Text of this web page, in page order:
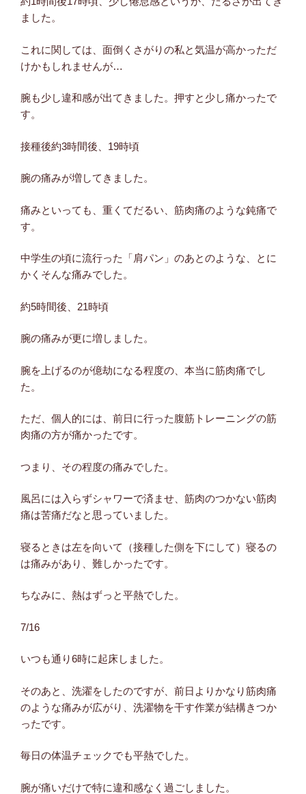
ました。
これに関しては、面倒くさがりの私と気温が高かっただ
けかもしれませんが…
腕も少し違和感が出てきました。押すと少し痛かったで
す。
接種後約3時間後、19時頃
腕の痛みが増してきました。
痛みといっても、重くてだるい、筋肉痛のような鈍痛で
す。
中学生の頃に流行った「肩パン」のあとのような、とに
かくそんな痛みでした。
約5時間後、21時頃
腕の痛みが更に増しました。
腕を上げるのが億劫になる程度の、本当に筋肉痛でし
た。
ただ、個人的には、前日に行った腹筋トレーニングの筋
肉痛の方が痛かったです。
つまり、その程度の痛みでした。
風呂には入らずシャワーで済ませ、筋肉のつかない筋肉
痛は苦痛だなと思っていました。
寝るときは左を向いて（接種した側を下にして）寝るの
は痛みがあり、難しかったです。
ちなみに、熱はずっと平熱でした。
7/16
いつも通り6時に起床しました。
そのあと、洗濯をしたのですが、前日よりかなり筋肉痛
のような痛みが広がり、洗濯物を干す作業が結構きつか
ったです。
毎日の体温チェックでも平熱でした。
腕が痛いだけで特に違和感なく過ごしました。